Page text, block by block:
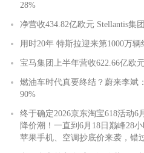
28%
净营收434.82亿欧元 Stellantis集
用时20年 特斯拉迎来第1000万
宝马集团上半年营收622.66亿欧
燃油车时代真要终结？蔚来李斌
90%
终于确定2026京东淘宝618活动6
降价潮！一直到6月18日巅峰28
苹果手机、空调抄底价来袭，错